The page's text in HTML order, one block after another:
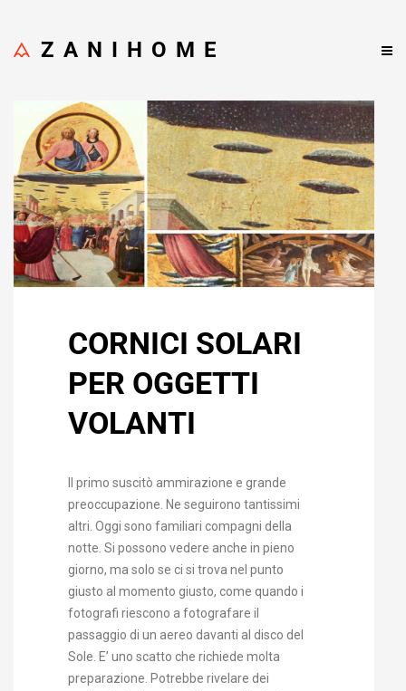
ZANIHOME
CORNICI SOLARI
PER OGGETTI
VOLANTI
Il primo suscitò ammirazione e grande
preoccupazione. Ne seguirono tantissimi
altri. Oggi sono familiari compagni della
notte. Si possono vedere anche in pieno
giorno, ma solo se ci si trova nel punto
giusto al momento giusto, come quando i
fotografi riescono a fotografare il
passaggio di un aereo davanti al disco del
Sole. E’ uno scatto che richiede molta
preparazione. Potrebbe rivelare dei